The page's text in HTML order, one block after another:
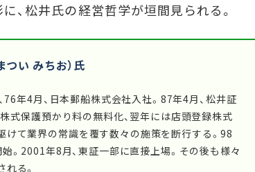
、松井氏の経営哲学が垣間見られる。
い みちお）氏
年4月、日本郵船株式会社入社。87年4月、松井証
式保護預かり料の無料化、翌年には店頭登録株式
けて業界の常識を覆す数々の施策を断行する。98
。2001年8月、東証一部に直接上場。その後も様々
る。